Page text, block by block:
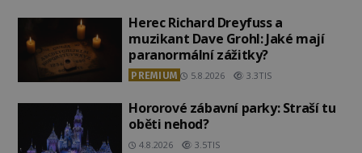
Herec Richard Dreyfuss a
muzikant Dave Grohl: Jaké mají
paranormální zážitky?
PREMIUM 5.8.2026 3.3TIS
Hororové zábavní parky: Straší tu
oběti nehod?
4.8.2026 3.5TIS